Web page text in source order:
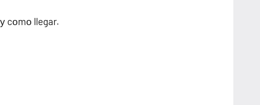
cοmο llegar.